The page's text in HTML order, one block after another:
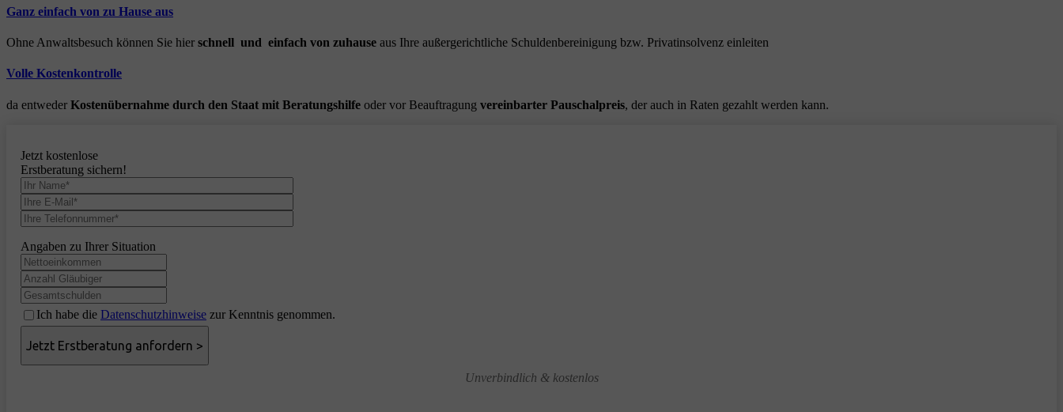
Ganz einfach von zu Hause aus
Ohne Anwaltsbesuch können Sie hier schnell und einfach von zuhause aus Ihre außergerichtliche Schuldenbereinigung bzw. Privatinsolvenz einleiten
Volle Kostenkontrolle
da entweder Kostenübernahme durch den Staat mit Beratungshilfe oder vor Beauftragung vereinbarter Pauschalpreis, der auch in Raten gezahlt werden kann.
Jetzt kostenlose
Erstberatung sichern!
Angaben zu Ihrer Situation
Ich habe die Datenschutzhinweise zur Kenntnis genommen.
Unverbindlich & kostenlos